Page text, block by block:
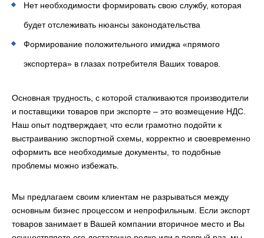
Нет необходимости формировать свою службу, которая
будет отслеживать нюансы законодательства
Формирование положительного имиджа «прямого
экспортера» в глазах потребителя Ваших товаров.
Основная трудность, с которой сталкиваются производители
и поставщики товаров при экспорте – это возмещение НДС.
Наш опыт подтверждает, что если грамотно подойти к
выстраиванию экспортной схемы, корректно и своевременно
оформить все необходимые документы, то подобные
проблемы можно избежать.
Мы предлагаем своим клиентам не разрываться между
основным бизнес процессом и непрофильным. Если экспорт
товаров занимает в Вашей компании вторичное место и Вы